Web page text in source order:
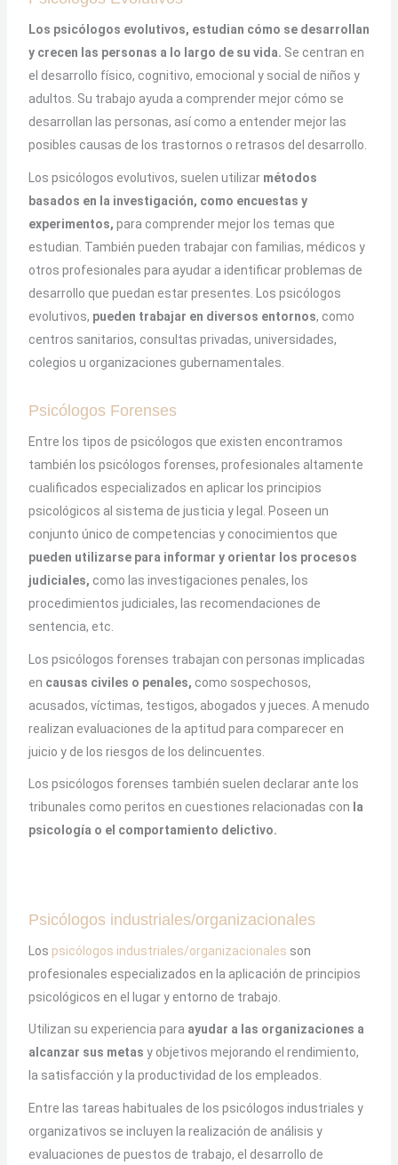
Los psicólogos evolutivos, estudian cómo se desarrollan
y crecen las personas a lo largo de su vida. Se centran en
el desarrollo físico, cognitivo, emocional y social de niños y
adultos. Su trabajo ayuda a comprender mejor cómo se
desarrollan las personas, así como a entender mejor las
posibles causas de los trastornos o retrasos del desarrollo.
Los psicólogos evolutivos, suelen utilizar métodos
basados en la investigación, como encuestas y
experimentos, para comprender mejor los temas que
estudian. También pueden trabajar con familias, médicos y
otros profesionales para ayudar a identificar problemas de
desarrollo que puedan estar presentes. Los psicólogos
evolutivos, pueden trabajar en diversos entornos, como
centros sanitarios, consultas privadas, universidades,
colegios u organizaciones gubernamentales.
Psicólogos Forenses
Entre los tipos de psicólogos que existen encontramos
también los psicólogos forenses, profesionales altamente
cualificados especializados en aplicar los principios
psicológicos al sistema de justicia y legal. Poseen un
conjunto único de competencias y conocimientos que
pueden utilizarse para informar y orientar los procesos
judiciales, como las investigaciones penales, los
procedimientos judiciales, las recomendaciones de
sentencia, etc.
Los psicólogos forenses trabajan con personas implicadas
en causas civiles o penales, como sospechosos,
acusados, víctimas, testigos, abogados y jueces. A menudo
realizan evaluaciones de la aptitud para comparecer en
juicio y de los riesgos de los delincuentes.
Los psicólogos forenses también suelen declarar ante los
tribunales como peritos en cuestiones relacionadas con la
psicología o el comportamiento delictivo.
Psicólogos industriales/organizacionales
Los psicólogos industriales/organizacionales son
profesionales especializados en la aplicación de principios
psicológicos en el lugar y entorno de trabajo.
Utilizan su experiencia para ayudar a las organizaciones a
alcanzar sus metas y objetivos mejorando el rendimiento,
la satisfacción y la productividad de los empleados.
Entre las tareas habituales de los psicólogos industriales y
organizativos se incluyen la realización de análisis y
evaluaciones de puestos de trabajo, el desarrollo de